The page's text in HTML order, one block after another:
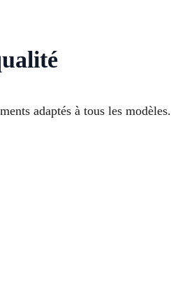
adaptés à tous les modèles.